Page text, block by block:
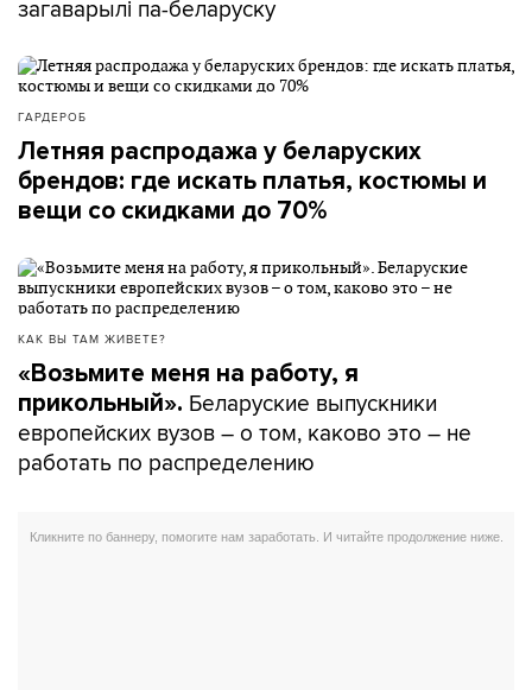
загаварылі па-беларуску
ГАРДЕРОБ
Летняя распродажа у беларуских
брендов: где искать платья, костюмы и
вещи со скидками до 70%
КАК ВЫ ТАМ ЖИВЕТЕ?
«Возьмите меня на работу, я
прикольный». Беларуские выпускники
европейских вузов – о том, каково это – не
работать по распределению